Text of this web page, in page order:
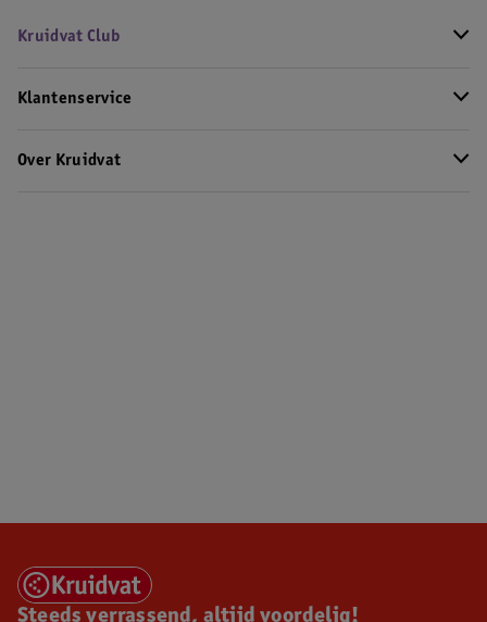
Kruidvat Club
Klantenservice
Over Kruidvat
Steeds verrassend, altijd voordelig!